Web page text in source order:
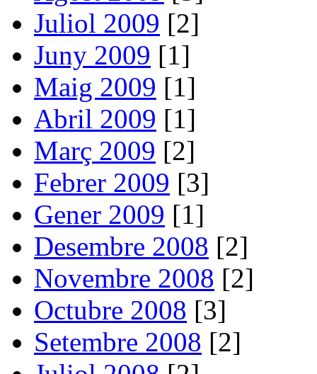
Juliol 2009 [2]
Juny 2009 [1]
Maig 2009 [1]
Abril 2009 [1]
Març 2009 [2]
Febrer 2009 [3]
Gener 2009 [1]
Desembre 2008 [2]
Novembre 2008 [2]
Octubre 2008 [3]
Setembre 2008 [2]